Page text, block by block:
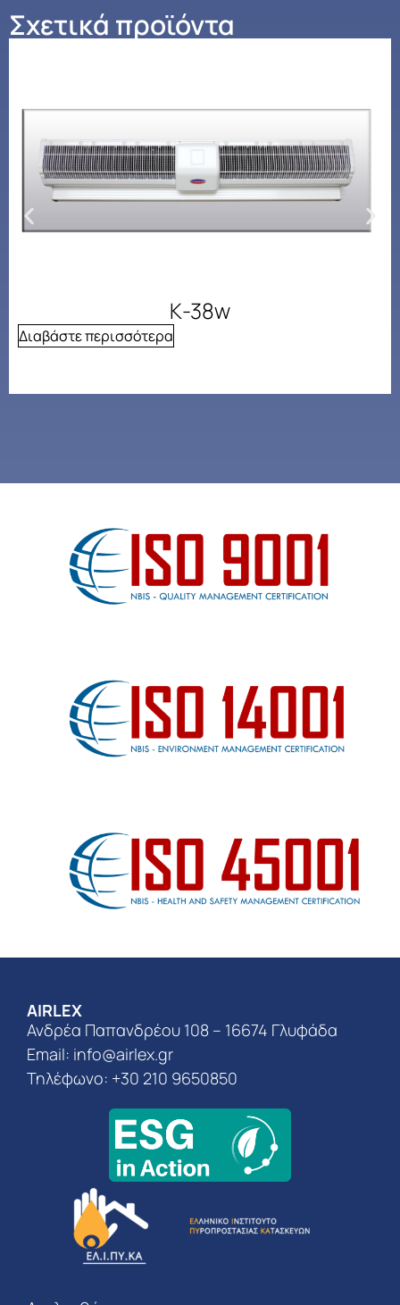
Σχετικά προϊόντα
Κ-38w
Διαβάστε περισσότερα
AIRLEX
Ανδρέα Παπανδρέου 108 – 16674 Γλυφάδα
Email: info@airlex.gr
Τηλέφωνο: +30 210 9650850